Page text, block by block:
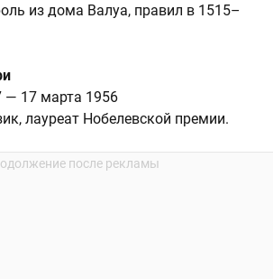
из дома Валуа, правил в 1515–
— 17 марта 1956
лауреат Нобелевской премии.